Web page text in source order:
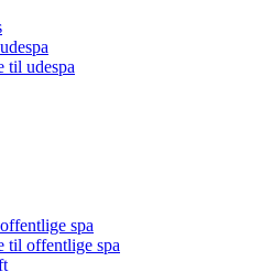
til udespa
spa
til offentlige spa